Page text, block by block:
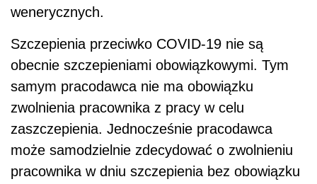
wenerycznych.
Szczepienia przeciwko COVID-19 nie są
obecnie szczepieniami obowiązkowymi. Tym
samym pracodawca nie ma obowiązku
zwolnienia pracownika z pracy w celu
zaszczepienia. Jednocześnie pracodawca
może samodzielnie zdecydować o zwolnieniu
pracownika w dniu szczepienia bez obowiązku